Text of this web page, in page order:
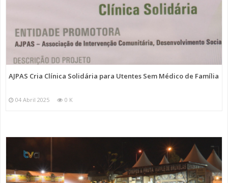
AJPAS Cria Clínica Solidária para Utentes Sem Médico de Família
04 Abril 2025 0 K